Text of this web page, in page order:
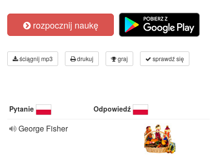
rozpocznij naukę
ściągnij mp3 drukuj graj sprawdź się
Pytanie Odpowiedź
George Fisher